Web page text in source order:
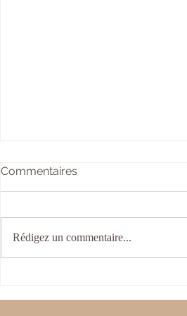
Commentaires
Rédigez un commentaire...